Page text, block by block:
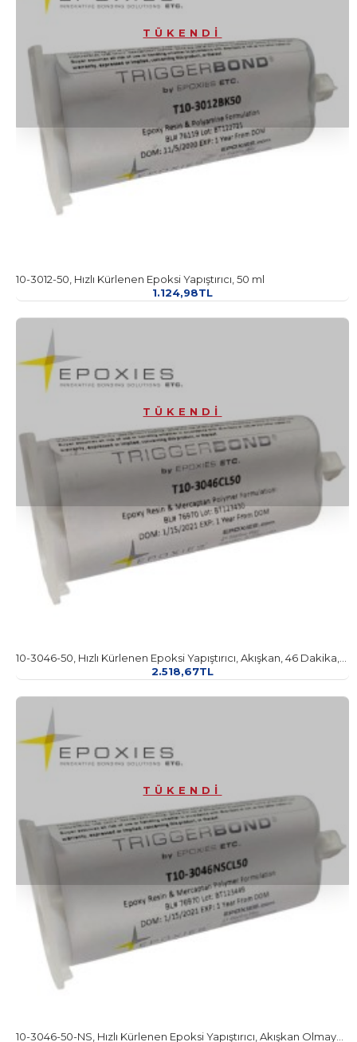
TÜKENDI
10-3012-50, Hızlı Kürlenen Epoksi Yapıştırıcı, 50 ml
1.124,98TL
TÜKENDI
2.518,67TL
TÜKENDI